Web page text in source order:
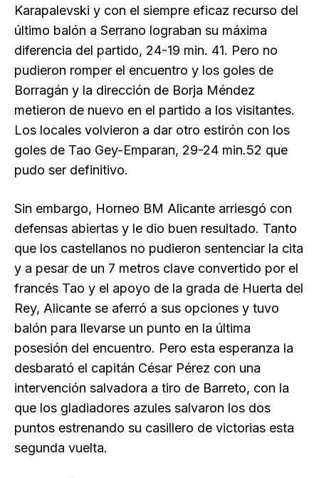
Karapalevski y con el siempre eficaz recurso del
último balón a Serrano lograban su máxima
diferencia del partido, 24-19 min. 41. Pero no
pudieron romper el encuentro y los goles de
Borragán y la dirección de Borja Méndez
metieron de nuevo en el partido a los visitantes.
Los locales volvieron a dar otro estirón con los
goles de Tao Gey-Emparan, 29-24 min.52 que
pudo ser definitivo.
Sin embargo, Horneo BM Alicante arriesgó con
defensas abiertas y le dio buen resultado. Tanto
que los castellanos no pudieron sentenciar la cita
y a pesar de un 7 metros clave convertido por el
francés Tao y el apoyo de la grada de Huerta del
Rey, Alicante se aferró a sus opciones y tuvo
balón para llevarse un punto en la última
posesión del encuentro. Pero esta esperanza la
desbarató el capitán César Pérez con una
intervención salvadora a tiro de Barreto, con la
que los gladiadores azules salvaron los dos
puntos estrenando su casillero de victorias esta
segunda vuelta.